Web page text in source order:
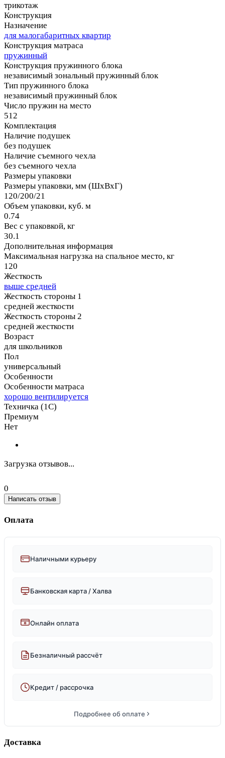
трикотаж
Конструкция
Назначение
для малогабаритных квартир
Конструкция матраса
пружинный
Конструкция пружинного блока
независимый зональный пружинный блок
Тип пружинного блока
независимый пружинный блок
Число пружин на место
512
Комплектация
Наличие подушек
без подушек
Наличие съемного чехла
без съемного чехла
Размеры упаковки
Размеры упаковки, мм (ШхВхГ)
120/200/21
Объем упаковки, куб. м
0.74
Вес с упаковкой, кг
30.1
Дополнительная информация
Максимальная нагрузка на спальное место, кг
120
Жесткость
выше средней
Жесткость стороны 1
средней жесткости
Жесткость стороны 2
средней жесткости
Возраст
для школьников
Пол
универсальный
Особенности
Особенности матраса
хорошо вентилируется
Техничка (1С)
Премиум
Нет
Загрузка отзывов...
0
Написать отзыв
Оплата
Наличными курьеру
Банковская карта / Халва
Онлайн оплата
Безналичный рассчёт
Кредит / рассрочка
Подробнее об оплате
Доставка